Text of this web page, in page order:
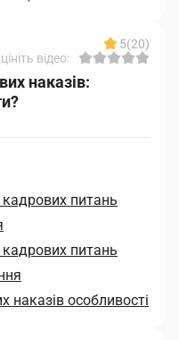
5(20)
відео:
наказів:
кадрових питань
кадрових питань
наказів особливості